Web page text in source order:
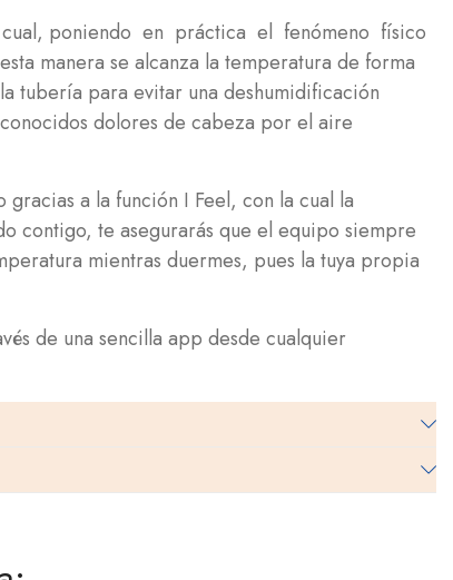
cual, poniendo en práctica el fenómeno físico
manera se alcanza la temperatura de forma
tubería para evitar una deshumidificación
dolores de cabeza por el aire
gracias a la función I Feel, con la cual la
contigo, te asegurarás que el equipo siempre
mientras duermes, pues la tuya propia
de una sencilla app desde cualquier